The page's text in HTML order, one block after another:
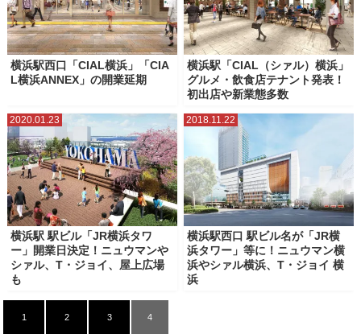
横浜駅西口「CIAL横浜」「CIA
L横浜ANNEX」の開業延期
横浜駅「CIAL（シァル）横浜」
グルメ・飲食店テナント発表！
初出店や新業態多数
2020.01.23
横浜駅 駅ビル「JR横浜タワ
ー」開業日決定！ニュウマンや
シァル、T・ジョイ、屋上広場
も
2018.11.22
横浜駅西口 駅ビル名が「JR横
浜タワー」等に！ニュウマン横
浜やシァル横浜、T・ジョイ 横
浜
1 2 3 4